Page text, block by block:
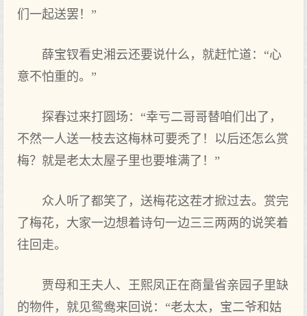
们一起送罢！”
薛宝钗看史湘云还要说什么，就赶忙道：“心
意不怕重的。”
探春过来打圆场：“幸亏二哥哥替咱们出了，
不然一人送一枝去这梅林可要秃了！以后还怎么赏
梅？就是老太太屋子里也要堆满了！”
众人听了都笑了，送梅花这茬才掀过去。赏完
了梅花，大家一边想着诗句一边三三两两的说笑着
往回走。
贾母和王夫人、王熙凤正在商量省亲园子里缺
的物件，就见鸳鸯来回说：“老太太，宝二爷和姑